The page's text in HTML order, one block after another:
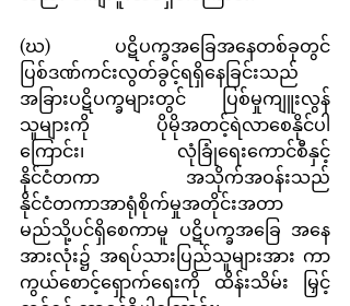
(ဃ)  ပဋိပက္ခအခြေအနေတစ်ခုတွင်
ပြစ်ဒဏ်ကင်းလွတ်ခွင့်ရရှိနေခြင်းသည်
အခြားပဋိပက္ခများတွင်  ပြစ်မှုကျူးလွန်
သူများကို ပိုမိုအတင့်ရဲလာစေနိုင်ပါ
ကြောင်း၊  လုံခြုံရေးကောင်စီနှင့်
နိုင်ငံတကာ အသိုက်အဝန်းသည်
နိုင်ငံတကာအာရုံစိုက်မှုအတိုင်းအတာ
မည်သို့ပင်ရှိစေကာမူ ပဋိပက္ခအခြေ အနေ
အားလုံး၌ အရပ်သားပြည်သူများအား ကာ
ကွယ်စောင့်ရှောက်ရေးကို ထိန်းသိမ်း မြှင့်